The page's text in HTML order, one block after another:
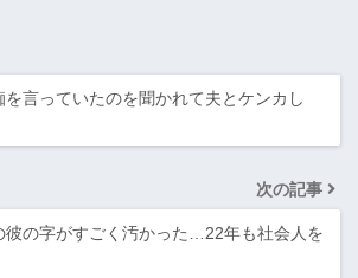
言っていたのを聞かれて夫とケンカし
次の記事
彼の字がすごく汚かった…22年も社会人を